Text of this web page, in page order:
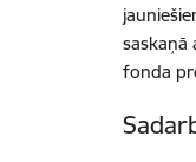
saskaņā
fonda